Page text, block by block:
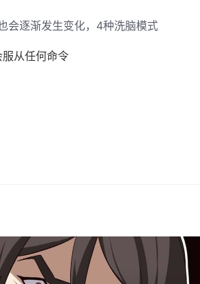
会逐渐发生变化，4种洗脑模式
从任何命令